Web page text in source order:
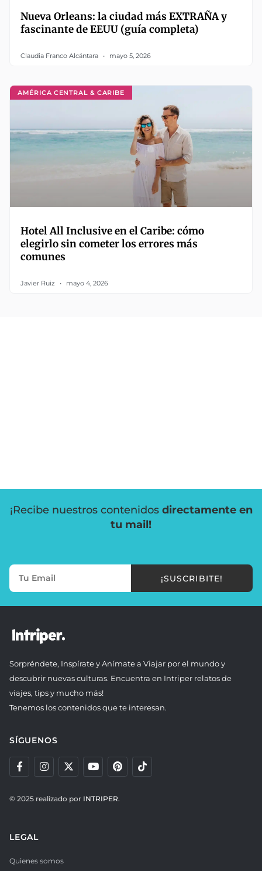
Nueva Orleans: la ciudad más EXTRAÑA y
fascinante de EEUU (guía completa)
Claudia Franco Alcántara mayo 5, 2026
AMÉRICA CENTRAL & CARIBE
Hotel All Inclusive en el Caribe: cómo
elegirlo sin cometer los errores más
comunes
Javier Ruiz mayo 4, 2026
¡Recibe nuestros contenidos directamente en
tu mail!
¡SUSCRIBITE!
Sorpréndete, Inspírate y Anímate a Viajar por el mundo y
descubrir nuevas culturas. Encuentra en Intriper relatos de
viajes, tips y mucho más!
Tenemos los contenidos que te interesan.
SÍGUENOS
© 2025 realizado por INTRIPER.
LEGAL
Quienes somos